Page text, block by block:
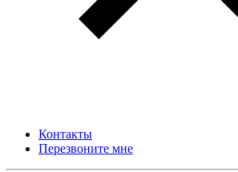
Контакты
Перезвоните мне